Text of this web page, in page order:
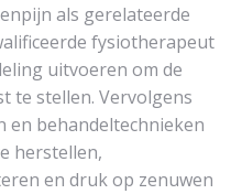
als gerelateerde
fysiotherapeut
uitvoeren om de
te stellen. Vervolgens
en behandeltechnieken
herstellen,
en druk op zenuwen